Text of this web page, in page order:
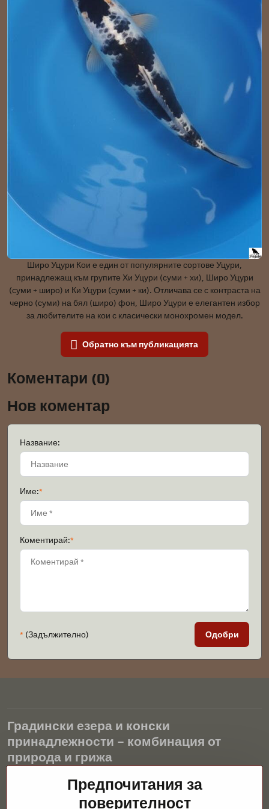
Широ Уцури Кои е един от популярните сортове Уцури,
принадлежащ към групите Хи Уцури (суми + хи), Широ Уцури
(суми + широ) и Ки Уцури (суми + ки). Отличава се с контраста на
черно (суми) на бял (широ) фон, Широ Уцури е елегантен избор
за любителите на кои с класически монохромен модел.
Обратно към публикацията
Коментари (0)
Нов коментар
Название:
Име:*
Коментирай:*
* (Задължително) Одобри
Градински езера и конски
принадлежности – комбинация от
природа и грижа
Градинските езера са красиво допълнение към всеки екстериор
и създават хармонична среда за релаксация и живот на водните
животни. Правилната технология, филтрацията и редовната
Предпочитания за
поверителност